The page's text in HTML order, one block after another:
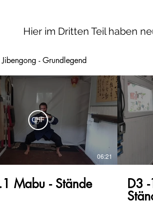
Hier im Dritten Teil haben
- Grundlegend
CHF
06:21
Mabu - Stände D3